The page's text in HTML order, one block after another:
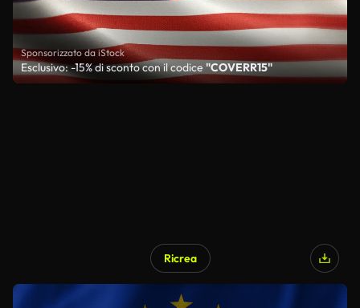
Sponsorizzato da iStock
Esclusivo: -15% di sconto con il codice "COVERR15"
Ricrea